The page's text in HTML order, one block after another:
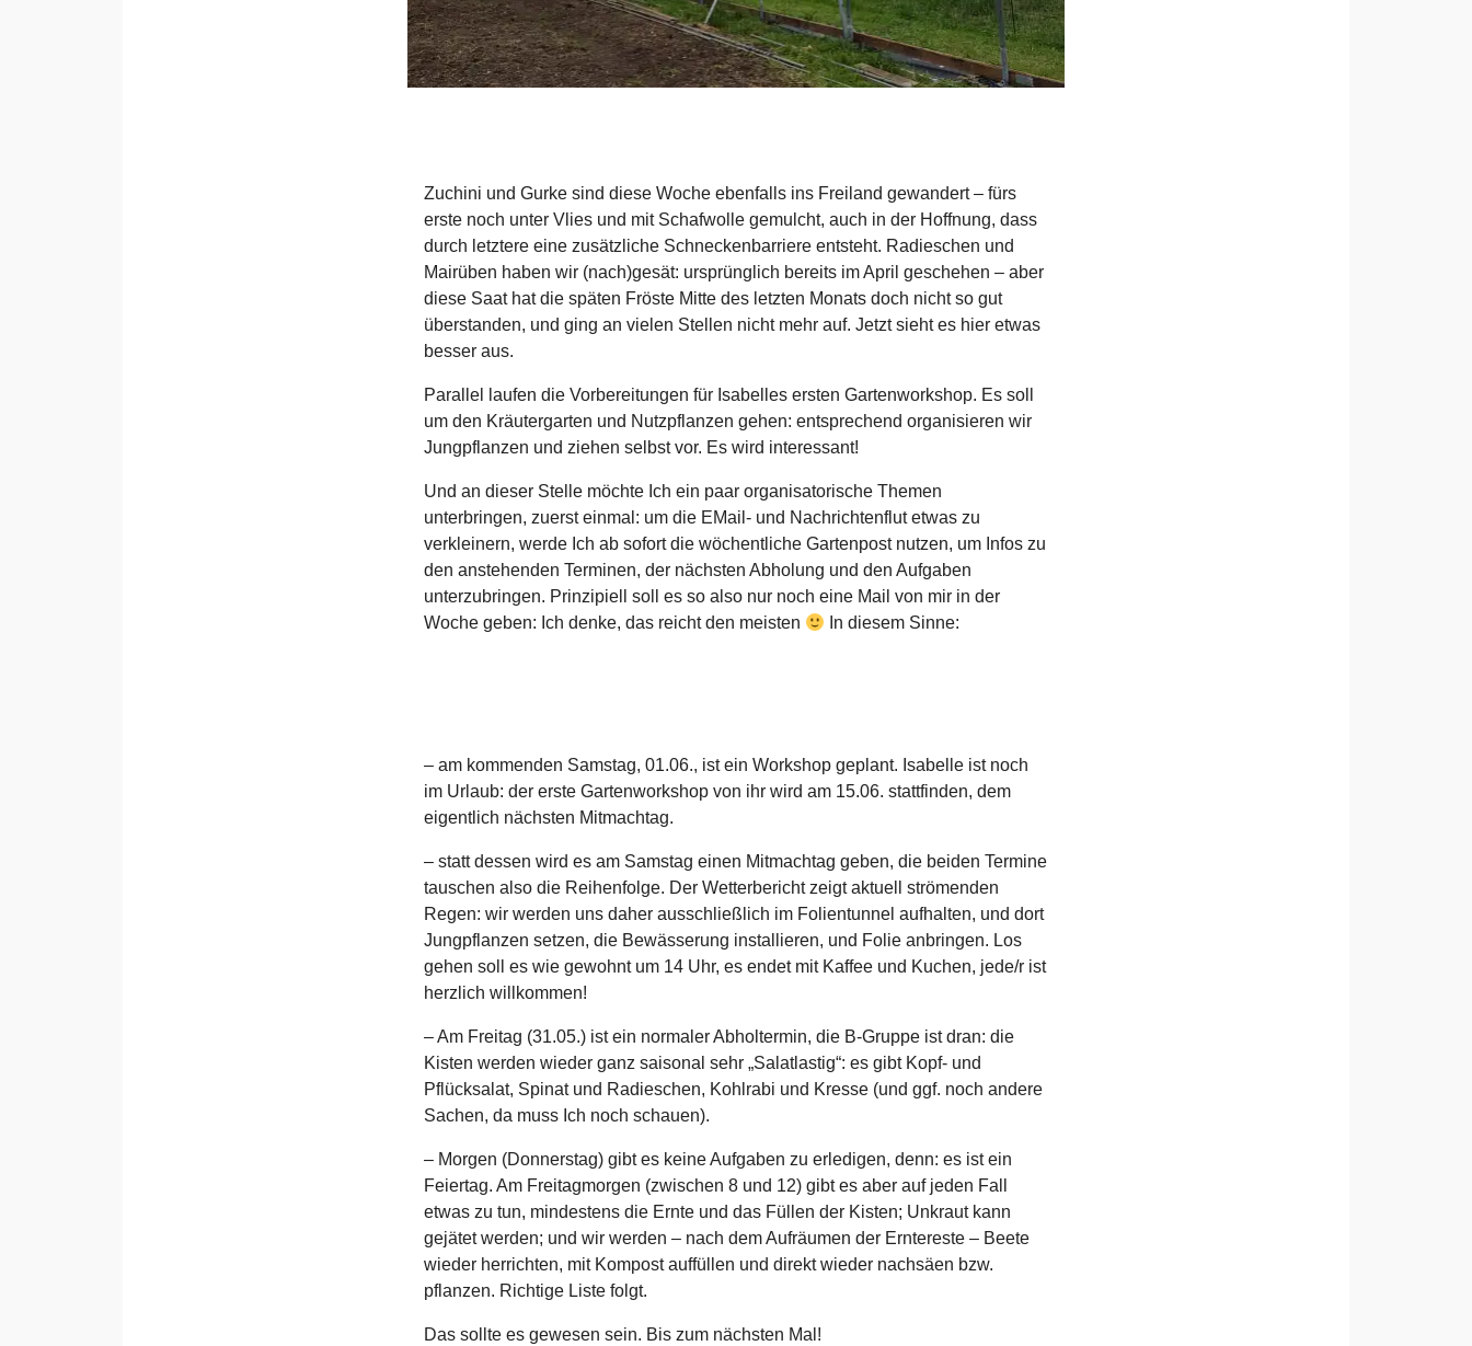
Zuchini und Gurke sind diese Woche ebenfalls ins Freiland gewandert – fürs
erste noch unter Vlies und mit Schafwolle gemulcht, auch in der Hoffnung, dass
durch letztere eine zusätzliche Schneckenbarriere entsteht. Radieschen und
Mairüben haben wir (nach)gesät: ursprünglich bereits im April geschehen – aber
diese Saat hat die späten Fröste Mitte des letzten Monats doch nicht so gut
überstanden, und ging an vielen Stellen nicht mehr auf. Jetzt sieht es hier etwas
besser aus.
Parallel laufen die Vorbereitungen für Isabelles ersten Gartenworkshop. Es soll
um den Kräutergarten und Nutzpflanzen gehen: entsprechend organisieren wir
Jungpflanzen und ziehen selbst vor. Es wird interessant!
Und an dieser Stelle möchte Ich ein paar organisatorische Themen
unterbringen, zuerst einmal: um die EMail- und Nachrichtenflut etwas zu
verkleinern, werde Ich ab sofort die wöchentliche Gartenpost nutzen, um Infos zu
den anstehenden Terminen, der nächsten Abholung und den Aufgaben
unterzubringen. Prinzipiell soll es so also nur noch eine Mail von mir in der
Woche geben: Ich denke, das reicht den meisten
In diesem Sinne:
– am kommenden Samstag, 01.06., ist ein Workshop geplant. Isabelle ist noch
im Urlaub: der erste Gartenworkshop von ihr wird am 15.06. stattfinden, dem
eigentlich nächsten Mitmachtag.
– statt dessen wird es am Samstag einen Mitmachtag geben, die beiden Termine
tauschen also die Reihenfolge. Der Wetterbericht zeigt aktuell strömenden
Regen: wir werden uns daher ausschließlich im Folientunnel aufhalten, und dort
Jungpflanzen setzen, die Bewässerung installieren, und Folie anbringen. Los
gehen soll es wie gewohnt um 14 Uhr, es endet mit Kaffee und Kuchen, jede/r ist
herzlich willkommen!
– Am Freitag (31.05.) ist ein normaler Abholtermin, die B-Gruppe ist dran: die
Kisten werden wieder ganz saisonal sehr „Salatlastig“: es gibt Kopf- und
Pflücksalat, Spinat und Radieschen, Kohlrabi und Kresse (und ggf. noch andere
Sachen, da muss Ich noch schauen).
– Morgen (Donnerstag) gibt es keine Aufgaben zu erledigen, denn: es ist ein
Feiertag. Am Freitagmorgen (zwischen 8 und 12) gibt es aber auf jeden Fall
etwas zu tun, mindestens die Ernte und das Füllen der Kisten; Unkraut kann
gejätet werden; und wir werden – nach dem Aufräumen der Erntereste – Beete
wieder herrichten, mit Kompost auffüllen und direkt wieder nachsäen bzw.
pflanzen. Richtige Liste folgt.
Das sollte es gewesen sein. Bis zum nächsten Mal!